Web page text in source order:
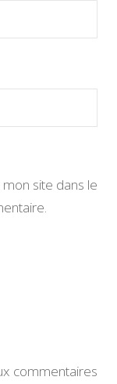
site dans le
commentaires